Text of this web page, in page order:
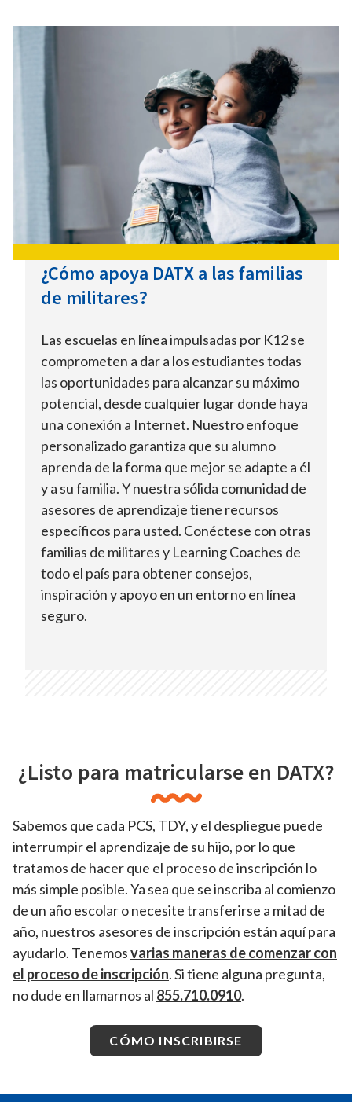
¿Cómo apoya DATX a las familias
de militares?
Las escuelas en línea impulsadas por K12 se
comprometen a dar a los estudiantes todas
las oportunidades para alcanzar su máximo
potencial, desde cualquier lugar donde haya
una conexión a Internet. Nuestro enfoque
personalizado garantiza que su alumno
aprenda de la forma que mejor se adapte a él
y a su familia. Y nuestra sólida comunidad de
asesores de aprendizaje tiene recursos
específicos para usted. Conéctese con otras
familias de militares y Learning Coaches de
todo el país para obtener consejos,
inspiración y apoyo en un entorno en línea
seguro.
¿Listo para matricularse en DATX?
Sabemos que cada PCS, TDY, y el despliegue puede
interrumpir el aprendizaje de su hijo, por lo que
tratamos de hacer que el proceso de inscripción lo
más simple posible. Ya sea que se inscriba al comienzo
de un año escolar o necesite transferirse a mitad de
año, nuestros asesores de inscripción están aquí para
ayudarlo. Tenemosvarias maneras de comenzar con
el proceso de inscripción. Si tiene alguna pregunta,
no dude en llamarnos al 855.710.0910.
CÓMO INSCRIBIRSE